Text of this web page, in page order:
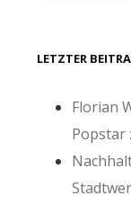
LETZTER
Florian
Popstar